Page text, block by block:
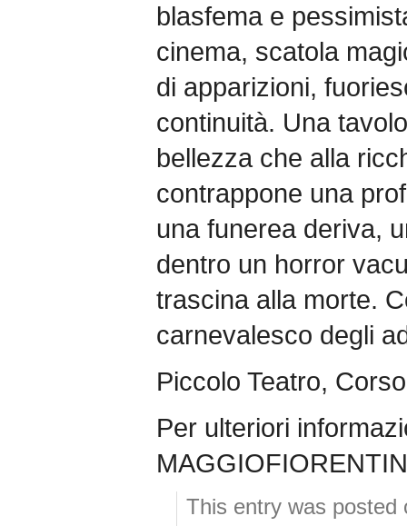
blasfema e
cinema, scatola
di apparizioni,
continuità. Una
bellezza che alla
contrappone una
una funerea deriva,
dentro un horror
trascina alla morte.
carnevalesco degli
Piccolo Teatro,
Per ulteriori
This entry was posted